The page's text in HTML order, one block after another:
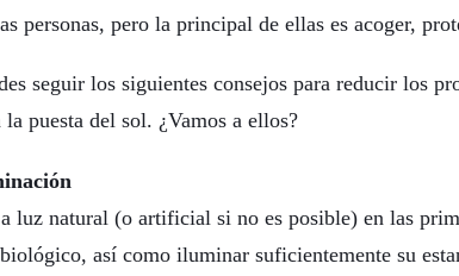
personas, pero la principal de ellas es acoger,
seguir los siguientes consejos para reducir los
puesta del sol. ¿Vamos a ellos?
luz natural (o artificial si no es posible) en las
así como iluminar suficientemente su